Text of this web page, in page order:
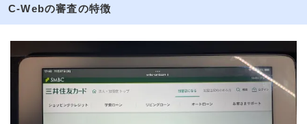
C-Webの審査の特徴